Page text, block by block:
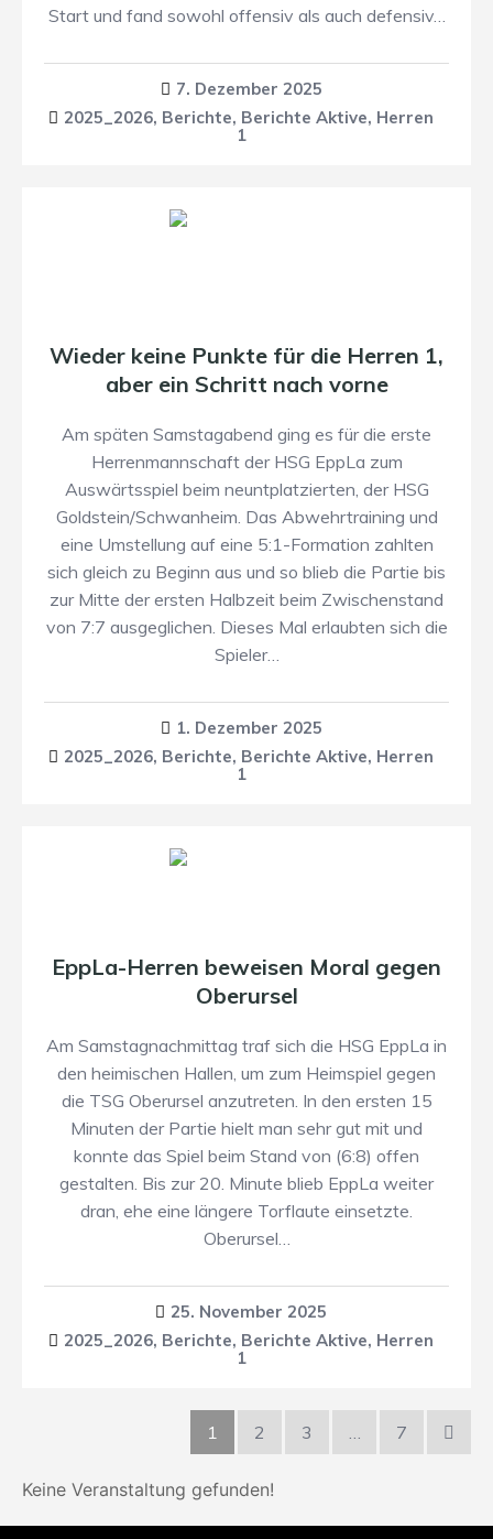
Start und fand sowohl offensiv als auch defensiv…
7. Dezember 2025
2025_2026, Berichte, Berichte Aktive, Herren
1
Wieder keine Punkte für die Herren 1,
aber ein Schritt nach vorne
Am späten Samstagabend ging es für die erste
Herrenmannschaft der HSG EppLa zum
Auswärtsspiel beim neuntplatzierten, der HSG
Goldstein/Schwanheim. Das Abwehrtraining und
eine Umstellung auf eine 5:1-Formation zahlten
sich gleich zu Beginn aus und so blieb die Partie bis
zur Mitte der ersten Halbzeit beim Zwischenstand
von 7:7 ausgeglichen. Dieses Mal erlaubten sich die
Spieler…
1. Dezember 2025
2025_2026, Berichte, Berichte Aktive, Herren
1
EppLa-Herren beweisen Moral gegen
Oberursel
Am Samstagnachmittag traf sich die HSG EppLa in
den heimischen Hallen, um zum Heimspiel gegen
die TSG Oberursel anzutreten. In den ersten 15
Minuten der Partie hielt man sehr gut mit und
konnte das Spiel beim Stand von (6:8) offen
gestalten. Bis zur 20. Minute blieb EppLa weiter
dran, ehe eine längere Torflaute einsetzte.
Oberursel…
25. November 2025
2025_2026, Berichte, Berichte Aktive, Herren
1
1 2 3 … 7
Keine Veranstaltung gefunden!